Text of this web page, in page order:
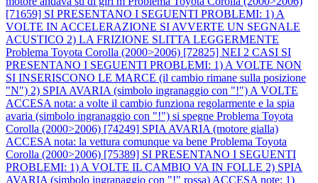
[71659] SI PRESENTANO I SEGUENTI PROBLEMI: 1) A
VOLTE IN ACCELERAZIONE SI AVVERTE UN SEGNALE
ACUSTICO 2) LA FRIZIONE SLITTA LEGGERMENTE
Problema Toyota Corolla (2000>2006) [72825] NEI 2 CASI SI
PRESENTANO I SEGUENTI PROBLEMI: 1) A VOLTE NON
SI INSERISCONO LE MARCE (il cambio rimane sulla posizione
"N") 2) SPIA AVARIA (simbolo ingranaggio con "!") A VOLTE
ACCESA nota: a volte il cambio funziona regolarmente e la spia
avaria (simbolo ingranaggio con "!") si spegne Problema Toyota
Corolla (2000>2006) [74249] SPIA AVARIA (motore gialla)
ACCESA nota: la vettura comunque va bene Problema Toyota
Corolla (2000>2006) [75389] SI PRESENTANO I SEGUENTI
PROBLEMI: 1) A VOLTE IL CAMBIO VA IN FOLLE 2) SPIA
AVARIA (simbolo ingranaggio con "!" rossa) ACCESA note: 1)